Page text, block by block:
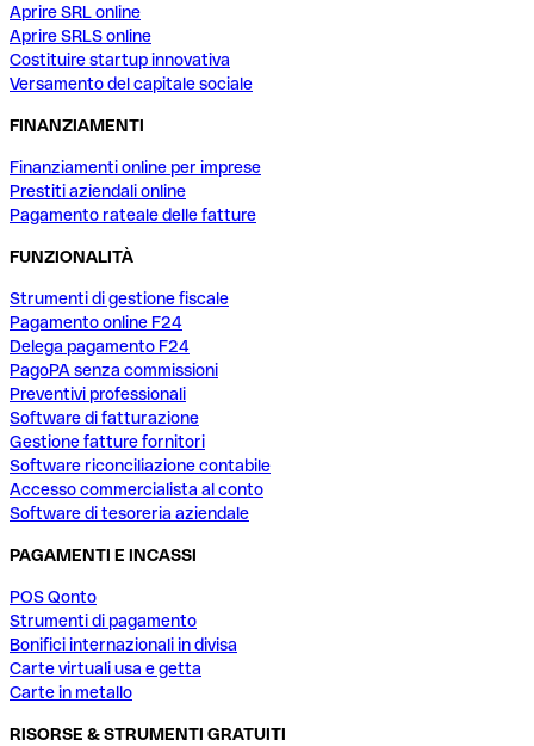
Aprire SRL online
Aprire SRLS online
Costituire startup innovativa
Versamento del capitale sociale
FINANZIAMENTI
Finanziamenti online per imprese
Prestiti aziendali online
Pagamento rateale delle fatture
FUNZIONALITÀ
Strumenti di gestione fiscale
Pagamento online F24
Delega pagamento F24
PagoPA senza commissioni
Preventivi professionali
Software di fatturazione
Gestione fatture fornitori
Software riconciliazione contabile
Accesso commercialista al conto
Software di tesoreria aziendale
PAGAMENTI E INCASSI
POS Qonto
Strumenti di pagamento
Bonifici internazionali in divisa
Carte virtuali usa e getta
Carte in metallo
RISORSE & STRUMENTI GRATUITI